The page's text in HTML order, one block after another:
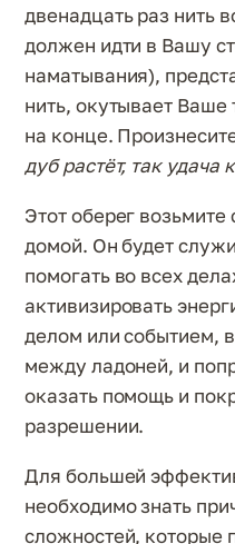
двенадцать раз нить
должен идти в Вашу
наматывания),
нить, окутывает Ваше
на конце.
дуб растёт, так удача
Этот оберег возьмите
домой. Он будет
помогать во всех
активизировать
делом или событием,
между ладоней, и
оказать помощь и
разрешении.
Для большей
необходимо знать
сложностей, которые